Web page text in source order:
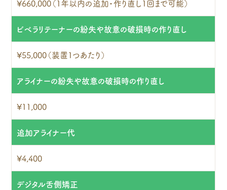
¥660,000（1年以内の追加・作り直し1回まで可能）
ビベラリテーナーの紛失や故意の破損時の作り直し
¥55,000（装置1つあたり）
アライナーの紛失や故意の破損時の作り直し
¥11,000
追加アライナー代
¥4,400
デジタル舌側矯正